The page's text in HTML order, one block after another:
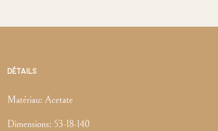
DÉTAILS
Matériau: Acetate
Dimensions: 53-18-140